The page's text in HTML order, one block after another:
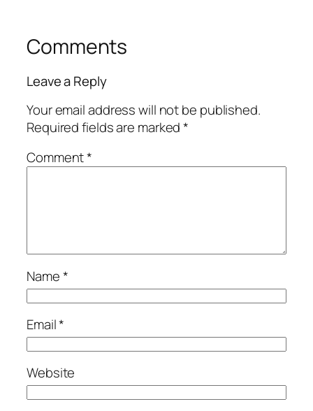
Comments
Leave a Reply
Your email address will not be published.
Required fields are marked*
Comment*
Name*
Email*
Website